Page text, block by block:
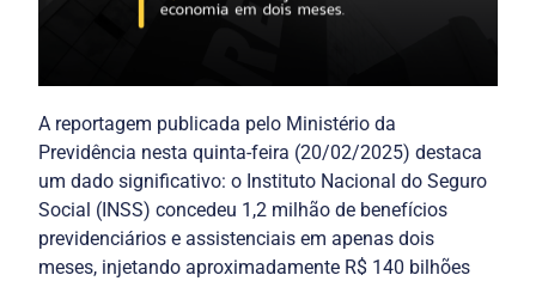
A reportagem publicada pelo Ministério da
Previdência nesta quinta-feira (20/02/2025) destaca
um dado significativo: o Instituto Nacional do Seguro
Social (INSS) concedeu 1,2 milhão de benefícios
previdenciários e assistenciais em apenas dois
meses, injetando aproximadamente R$ 140 bilhões